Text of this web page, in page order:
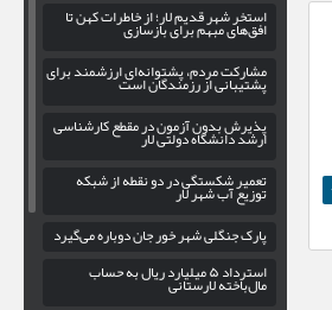
استخر شهر قدیم لار؛ از خاطرات کهن تا
افق‌های مبهم برای بازسازی
مشارکت مردم، پشتوانه‌ای ارزشمند برای
پشتیبانی از رزمندگان است
پذیرش بدون آزمون در مقطع کارشناسی
ارشد دانشگاه دولتی لار
تعمیر شکستگی در دو نقطه از شبکه
توزیع آب شهر لار
پارک جنگلی شهر خور جان دوباره می‌گیرد
استرداد ۵ میلیارد ریال به حسابمال‌باخته لارستانی